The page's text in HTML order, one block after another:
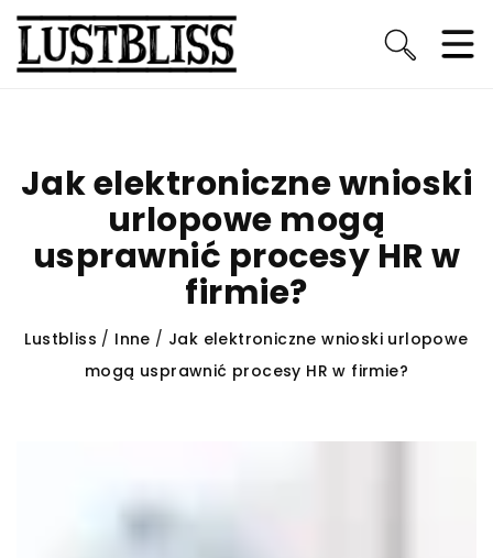
Jak elektroniczne wnioski
urlopowe mogą
usprawnić procesy HR w
firmie?
Lustbliss / Inne / Jak elektroniczne wnioski urlopowe
mogą usprawnić procesy HR w firmie?